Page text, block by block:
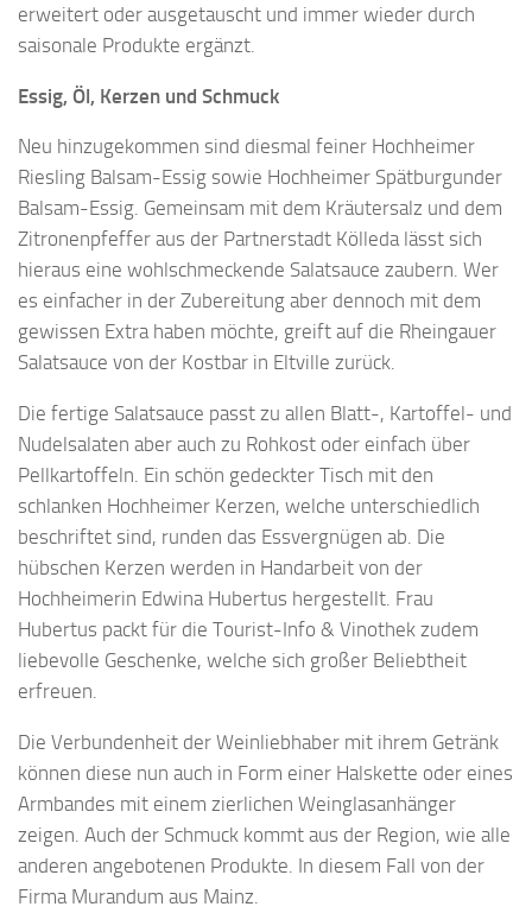
erweitert oder ausgetauscht und immer wieder durch
saisonale Produkte ergänzt.
Essig, Öl, Kerzen und Schmuck
Neu hinzugekommen sind diesmal feiner Hochheimer
Riesling Balsam-Essig sowie Hochheimer Spätburgunder
Balsam-Essig. Gemeinsam mit dem Kräutersalz und dem
Zitronenpfeffer aus der Partnerstadt Kölleda lässt sich
hieraus eine wohlschmeckende Salatsauce zaubern. Wer
es einfacher in der Zubereitung aber dennoch mit dem
gewissen Extra haben möchte, greift auf die Rheingauer
Salatsauce von der Kostbar in Eltville zurück.
Die fertige Salatsauce passt zu allen Blatt-, Kartoffel- und
Nudelsalaten aber auch zu Rohkost oder einfach über
Pellkartoffeln. Ein schön gedeckter Tisch mit den
schlanken Hochheimer Kerzen, welche unterschiedlich
beschriftet sind, runden das Essvergnügen ab. Die
hübschen Kerzen werden in Handarbeit von der
Hochheimerin Edwina Hubertus hergestellt. Frau
Hubertus packt für die Tourist-Info & Vinothek zudem
liebevolle Geschenke, welche sich großer Beliebtheit
erfreuen.
Die Verbundenheit der Weinliebhaber mit ihrem Getränk
können diese nun auch in Form einer Halskette oder eines
Armbandes mit einem zierlichen Weinglasanhänger
zeigen. Auch der Schmuck kommt aus der Region, wie alle
anderen angebotenen Produkte. In diesem Fall von der
Firma Murandum aus Mainz.